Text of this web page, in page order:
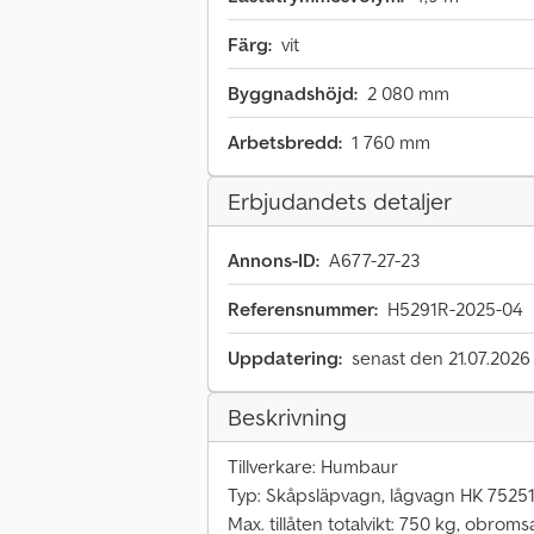
Färg: vit
Byggnadshöjd: 2 080 mm
Arbetsbredd: 1 760 mm
Erbjudandets detaljer
Annons-ID: A677-27-23
Referensnummer: H5291R-2025-04
Uppdatering: senast den 21.07.2026
Beskrivning
Tillverkare: Humbaur
Typ: Skåpsläpvagn, lågvagn HK
Max. tillåten totalvikt: 750 kg,